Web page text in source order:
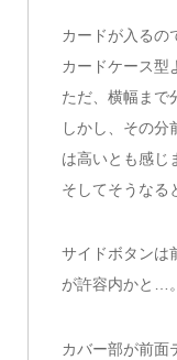
カードが入るの
カードケース型
ただ、横幅まで
しかし、その分
は高いとも感じ
そしてそうなる
サイドボタンは
が許容内かと…。
カバー部が前面